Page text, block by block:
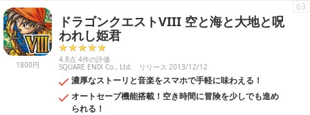
1800円
ドラゴンクエストVIII 空と海と大地と呪
われし姫君
4.8点 4件の評価
SQUARE ENIX Co., Ltd. リリース 2013/12/12
濃厚なストーリと音楽をスマホで手軽に味わえる！
オートセーブ機能搭載！空き時間に冒険を少しでも進め
られる！
63